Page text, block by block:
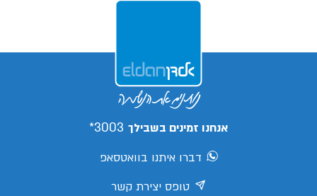
אנחנו זמינים בשבילך 3003*
דברו איתנו בוואטסאפ
טופס יצירת קשר